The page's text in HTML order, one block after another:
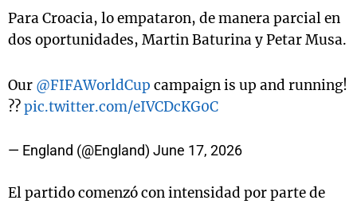
Para Croacia, lo empataron, de manera parcial en
dos oportunidades, Martin Baturina y Petar Musa.
Our @FIFAWorldCup campaign is up and running!
??pic.twitter.com/eIVCDcKG0C
— England (@England) June 17, 2026
El partido comenzó con intensidad por parte de